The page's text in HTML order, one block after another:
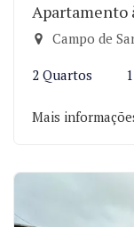
Apartamento
Campo de
2 Quartos
Mais